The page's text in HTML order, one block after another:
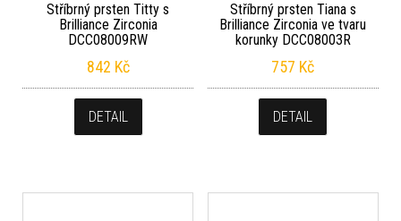
Stříbrný prsten Titty s
Brilliance Zirconia
DCC08009RW
842 Kč
DETAIL
Stříbrný prsten Tiana s
Brilliance Zirconia ve tvaru
korunky DCC08003R
757 Kč
DETAIL